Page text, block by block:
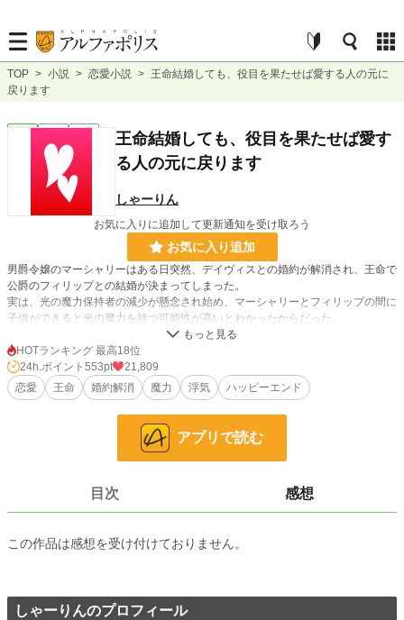
TOP > 小説 > 恋愛小説 > 王命結婚しても、役目を果たせば愛する人の元に
戻ります
恋愛 完結 短編
王命結婚しても、役目を果たせば愛す
る人の元に戻ります
しゃーりん
お気に入りに追加して更新通知を受け取ろう
お気に入り追加
男爵令嬢のマーシャリーはある日突然、デイヴィスとの婚約が解消され、王命で
公爵のフィリップとの結婚が決まってしまった。
実は、光の魔力保持者の減少が懸念され始め、マーシャリーとフィリップの間に
子供ができると光の魔力を持つ可能性が高いとわかったからだった。
マーシャリーたちと同じような王命結婚が10組決まっており、マーシャリーは
愛するデイヴィスと結婚できないことに泣き叫ぶ。
フィリップは、子供を二人産めば離婚すると約束し、デイヴィスもマーシャリー
を待っていると言ってくれた。
しかも、フィリップはマーシャリーを抱くことなく医療行為による妊娠を試み、
やがてマーシャリーは妊娠・出産する。
そして産まれた子供が可愛くて、次第にデイヴィスより子供と一緒にいたいと思
うようになるというお話です。
2,436 位 / 228,586 件
お気に入り 775
文字数 37,963
HOTランキング 最高18位
24h.ポイント 553pt
21,809
恋愛
王命 婚約解消 魔力 浮気 ハッピーエンド
アプリで読む
目次 感想
この作品は感想を受け付けておりません。
しゃーりんのプロフィール